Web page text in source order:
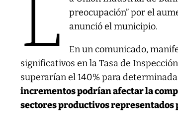
L
preocupación” por el
anunció el municipio.
En un comunicado,
significativos en la Tasa de
superarían el 140% para
incrementos podrían afectar la
sectores productivos